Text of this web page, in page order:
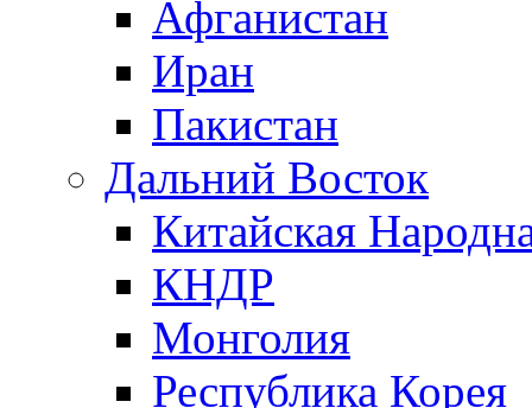
Афганистан
Иран
Пакистан
Дальний Восток
Китайская
КНДР
Монголия
Республика Корея